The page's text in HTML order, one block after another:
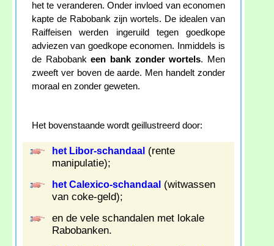
het te veranderen. Onder invloed van economen
kapte de Rabobank zijn wortels. De idealen van
Raiffeisen werden ingeruild tegen goedkope
adviezen van goedkope economen. Inmiddels is
de Rabobankeen bank zonder wortels. Men
zweeft ver boven de aarde. Men handelt zonder
moraal en zonder geweten.
Het bovenstaande wordt geillustreerd door:
het Libor-schandaal (rente
manipulatie);
het Calexico-schandaal (witwassen
van coke-geld);
en de vele schandalen met lokale
Rabobanken.